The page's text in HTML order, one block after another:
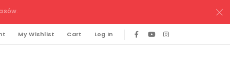
My Wishlist Cart Log In